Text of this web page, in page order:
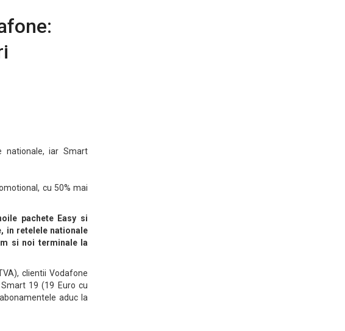
nationale, iar Smart
cu 50% mai
pachete Easy si
in retelele nationale
si noi terminale la
clientii Vodafone
19 (19 Euro cu
aduc la